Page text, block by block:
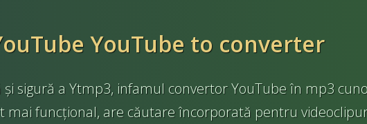
YouTube to converter
sigură a Ytmp3, infamul convertor YouTube în mp3
mai funcțional, are căutare încorporată pentru